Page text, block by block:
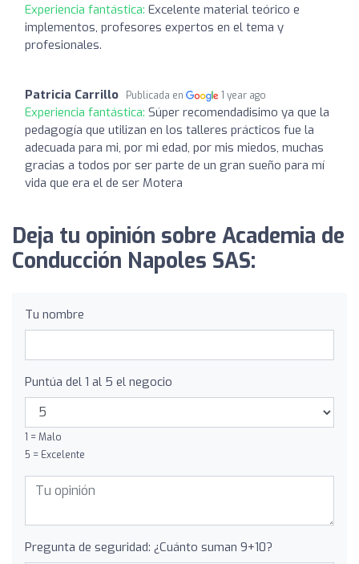
Experiencia fantástica: Excelente material teórico e
implementos, profesores expertos en el tema y
profesionales.
Patricia Carrillo Publicada en 1 year ago
Experiencia fantástica: Súper recomendadisimo ya que la
pedagogía que utilizan en los talleres prácticos fue la
adecuada para mi, por mi edad, por mis miedos, muchas
gracias a todos por ser parte de un gran sueño para mí
vida que era el de ser Motera
Deja tu opinión sobre Academia de
Conducción Napoles SAS:
Tu nombre
Puntúa del 1 al 5 el negocio
1 = Malo
5 = Excelente
Pregunta de seguridad: ¿Cuánto suman 9+10?